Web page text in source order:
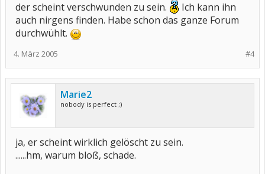
der scheint verschwunden zu sein.
Ich kann ihn
auch nirgens finden. Habe schon das ganze Forum
durchwühlt.
#4
4. März 2005
Marie2
nobody is perfect ;)
ja, er scheint wirklich gelöscht zu sein.
......hm, warum bloß, schade.